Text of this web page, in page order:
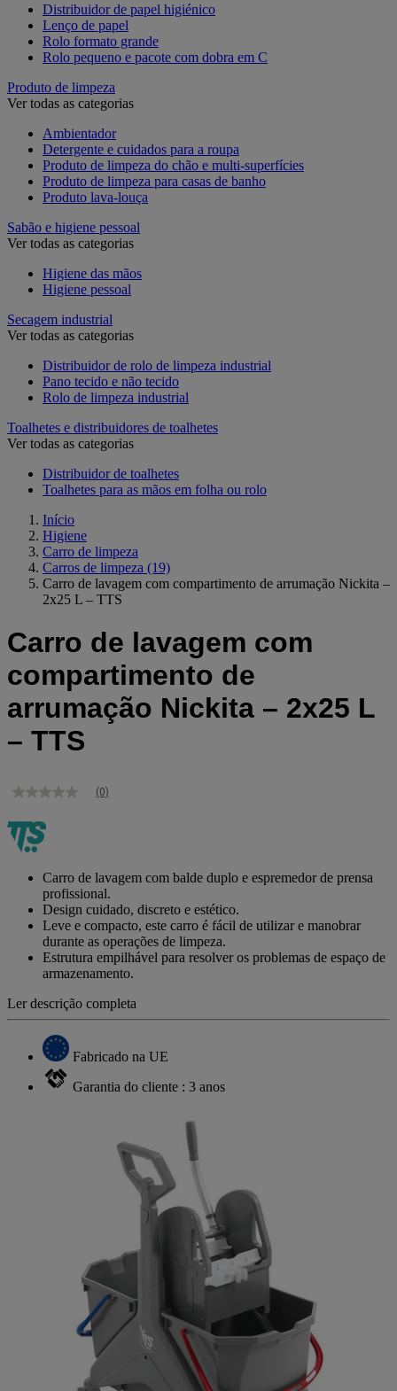
Distribuidor de papel higiénico
Lenço de papel
Rolo formato grande
Rolo pequeno e pacote com dobra em C
Produto de limpeza
Ver todas as categorias
Ambientador
Detergente e cuidados para a roupa
Produto de limpeza do chão e multi-superfícies
Produto de limpeza para casas de banho
Produto lava-louça
Sabão e higiene pessoal
Ver todas as categorias
Higiene das mãos
Higiene pessoal
Secagem industrial
Ver todas as categorias
Distribuidor de rolo de limpeza industrial
Pano tecido e não tecido
Rolo de limpeza industrial
Toalhetes e distribuidores de toalhetes
Ver todas as categorias
Distribuidor de toalhetes
Toalhetes para as mãos em folha ou rolo
Início
Higiene
Carro de limpeza
Carros de limpeza (19)
Carro de lavagem com compartimento de arrumação Nickita –
2x25 L – TTS
Carro de lavagem com
compartimento de
arrumação Nickita – 2x25 L
– TTS
Sem
de
classificação
Link
mesma
página.
(0)
Carro de lavagem com balde duplo e espremedor de prensa
profissional.
Design cuidado, discreto e estético.
Leve e compacto, este carro é fácil de utilizar e manobrar
durante as operações de limpeza.
Estrutura empilhável para resolver os problemas de espaço de
armazenamento.
Ler descrição completa
Fabricado na UE
Garantia do cliente : 3 anos